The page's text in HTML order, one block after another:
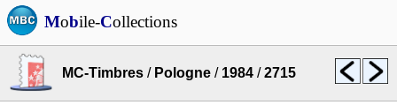
Mobile-Collections
MC-Timbres / Pologne / 1984 /2715